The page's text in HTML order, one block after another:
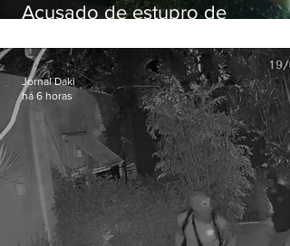
Acusado de estupro de
Jornal Daki
há 6 horas